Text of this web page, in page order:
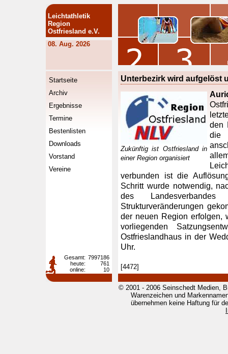
Leichtathletik
Region
Ostfriesland e.V.
08. Aug. 2026
Startseite
Archiv
Ergebnisse
Termine
Bestenlisten
Downloads
Vorstand
Vereine
Unterbezirk wird aufgelöst
Zukünftig ist Ostfriesland in
einer Region organisiert
den
die
verbunden ist die
Schritt wurde notwendig,
des
Strukturveränderungen
der neuen Region erfolgen,
vorliegenden
Ostfrieslandhaus in der
Uhr.
[4472]
Gesamt: 7997186
heute:
761
online:
10
© 2001 - 2006 Seinschedt Medien,
Warenzeichen und
übernehmen keine Haftung für